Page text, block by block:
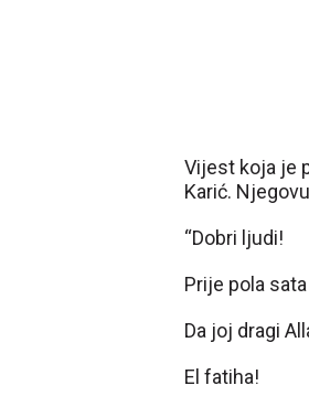
Vijest koja je
Karić.
“Dobri ljudi!
Prije pola
Da joj dragi
El fatiha!